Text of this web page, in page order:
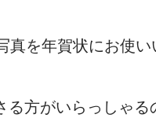
真を年賀状にお使
る方がいらっしゃ